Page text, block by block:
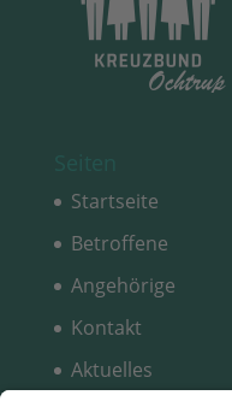
Startseite
Betroffene
Angehörige
Kontakt
Aktuelles